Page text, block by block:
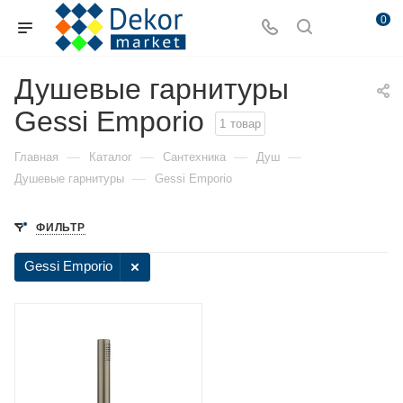
0
Душевые гарнитуры
Gessi Emporio
1 товар
Главная — Каталог — Сантехника — Душ —
Душевые гарнитуры — Gessi Emporio
ФИЛЬТР
Gessi Emporio